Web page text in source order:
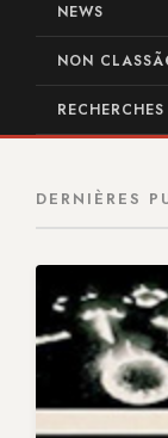
NEWS
NON
RECHERCHES
DERNIÈRES